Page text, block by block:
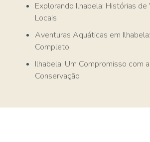
Explorando Ilhabela: Histórias
Locais
Aventuras Aquáticas em
Completo
Ilhabela: Um Compromisso com
Conservação